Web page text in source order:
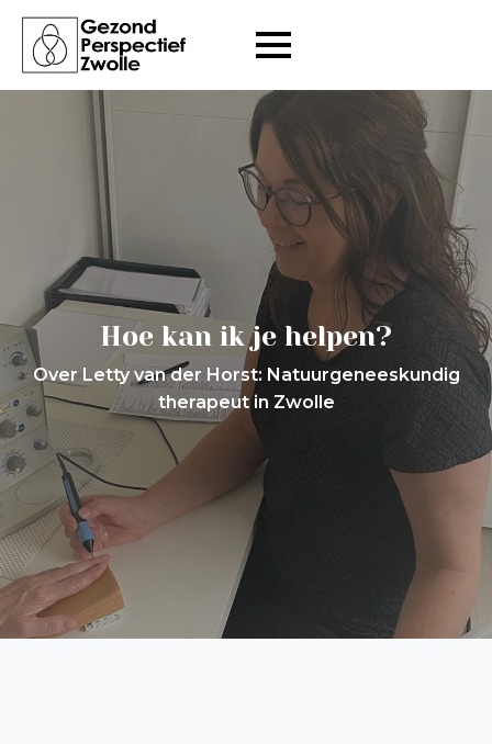
Hoe kan ik je helpen?
Over Letty van der Horst: Natuurgeneeskundig
therapeut in Zwolle